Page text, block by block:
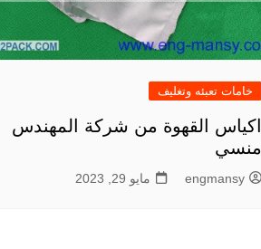
خامات تعبئه وتغليف
اكياس القهوة من شركة المهندس
منسي
engmansy مايو 29, 2023